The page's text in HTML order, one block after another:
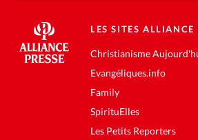
LES SITES ALLIANCE
Christianisme
Evangéliques.info
Family
SpirituElles
Les Petits Reporters